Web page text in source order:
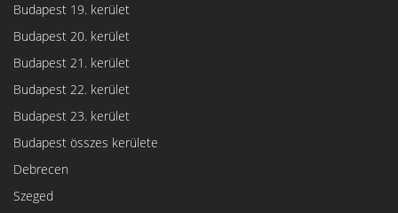
Budapest 19. kerület
Budapest 20. kerület
Budapest 21. kerület
Budapest 22. kerület
Budapest 23. kerület
Budapest összes kerülete
Debrecen
Szeged